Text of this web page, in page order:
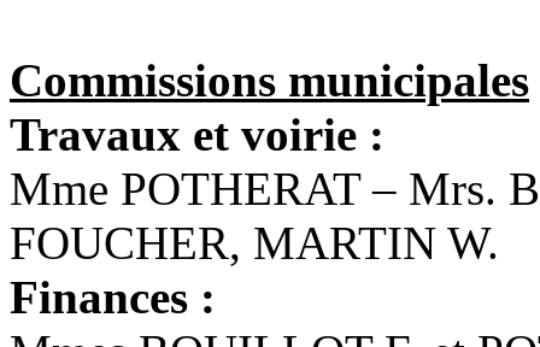
Commissions municipales
Travaux et voirie :
Mme POTHERAT – Mrs.
FOUCHER, MARTIN W.
Finances :